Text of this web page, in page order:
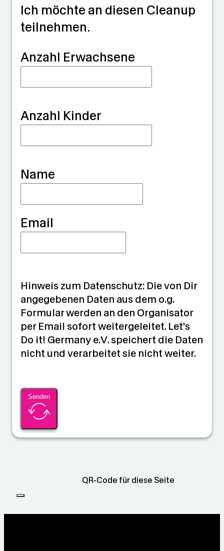
25.5
°C
Max:
30.2
°C
Max:
Max:
21.5
25.2
Ich möchte an diesen Cleanup
teilnehmen.
Anzahl Erwachsene
Anzahl Kinder
Name
Email
G
a
r
d
n
Hinweis zum Datenschutz: Die von Dir
angegebenen Daten aus dem o.g.
Formular werden an den Organisator
per Email sofort weitergeleitet. Let's
Do it! Germany e.V. speichert die Daten
nicht und verarbeitet sie nicht weiter.
Senden
QR-Code für diese Seite